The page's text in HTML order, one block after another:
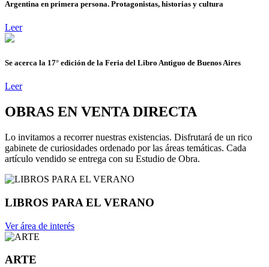
Argentina en primera persona. Protagonistas, historias y cultura
Leer
Se acerca la 17° edición de la Feria del Libro Antiguo de Buenos Aires
Leer
OBRAS EN VENTA DIRECTA
Lo invitamos a recorrer nuestras existencias. Disfrutará de un rico
gabinete de curiosidades ordenado por las áreas temáticas. Cada
artículo vendido se entrega con su Estudio de Obra.
LIBROS PARA EL VERANO
Ver área de interés
ARTE